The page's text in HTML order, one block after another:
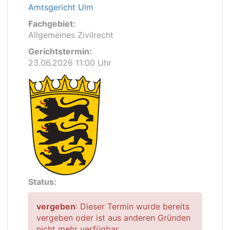
Amtsgericht Ulm
Fachgebiet:
Allgemeines Zivilrecht
Gerichtstermin:
23.06.2026 11:00 Uhr
Status:
vergeben: Dieser Termin wurde bereits
vergeben oder ist aus anderen Gründen